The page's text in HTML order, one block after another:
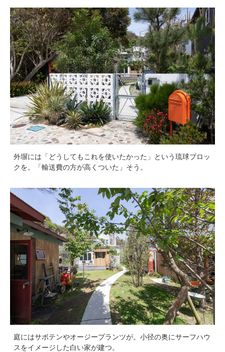
外塀には「どうしてもこれを使いたかった」という琉球ブロッ
クを。「輸送費の方が高くついた」そう。
庭にはサボテンやオージープランツが。小径の奥にサーフハウ
スをイメージした白い家が建つ。